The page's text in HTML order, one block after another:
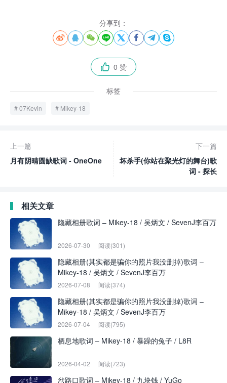
分享到：
       
 0 赞
标签
07Kevin Mikey-18
上一篇
月有阴晴圆缺歌词 - OneOne
下一篇
坏杀手(你站在聚光灯的舞台)歌
词 - 探长
相关文章
隐藏相册歌词 – Mikey-18 / 吴炳文 / SevenJ李百万
2026-07-30 阅读(301)
隐藏相册(其实都是骗你的照片我没删掉)歌词 –
Mikey-18 / 吴炳文 / SevenJ李百万
2026-07-08 阅读(374)
隐藏相册(其实都是骗你的照片我没删掉)歌词 –
Mikey-18 / 吴炳文 / SevenJ李百万
2026-07-04 阅读(795)
栖息地歌词 – Mikey-18 / 暴躁的兔子 / L8R
2026-04-02 阅读(723)
岔路口歌词 – Mikey-18 / 九块钱 / YuGo